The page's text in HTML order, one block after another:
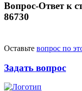
Вопрос-Ответ к
86730
Оставьте вопрос по
Задать вопрос